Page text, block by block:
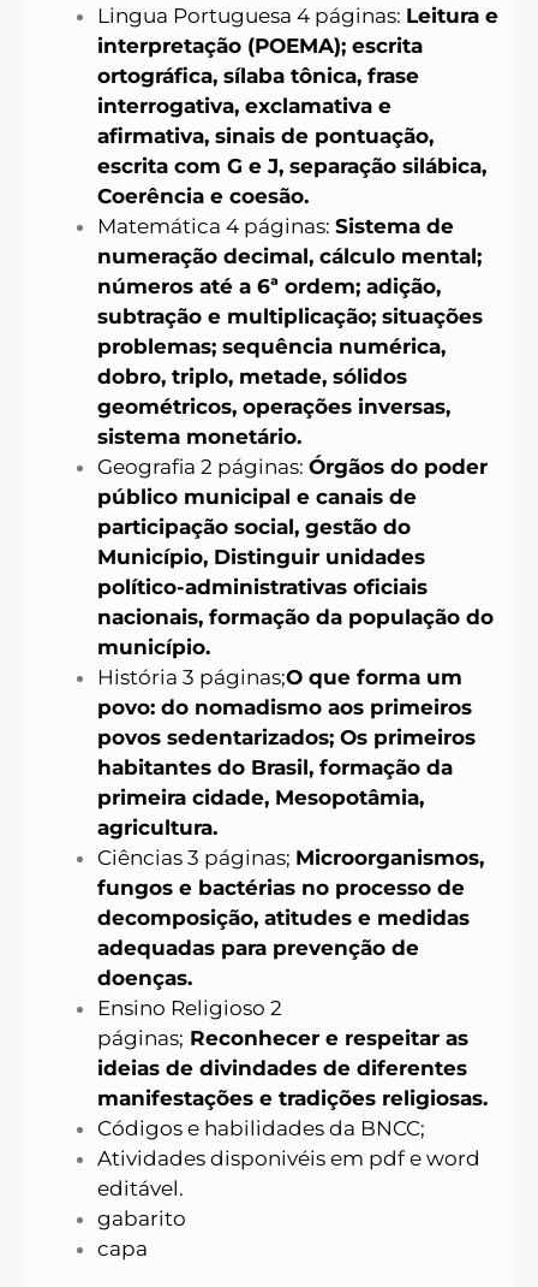
Lingua Portuguesa 4 páginas: Leitura e
interpretação (POEMA); escrita
ortográfica, sílaba tônica, frase
interrogativa, exclamativa e
afirmativa, sinais de pontuação,
escrita com G e J, separação silábica,
Coerência e coesão.
Matemática 4 páginas: Sistema de
numeração decimal, cálculo mental;
números até a 6ª ordem; adição,
subtração e multiplicação; situações
problemas; sequência numérica,
dobro, triplo, metade, sólidos
geométricos, operações inversas,
sistema monetário.
Geografia 2 páginas: Órgãos do poder
público municipal e canais de
participação social, gestão do
Município, Distinguir unidades
político-administrativas oficiais
nacionais, formação da população do
município.
História 3 páginas;O que forma um
povo: do nomadismo aos primeiros
povos sedentarizados; Os primeiros
habitantes do Brasil, formação da
primeira cidade, Mesopotâmia,
agricultura.
Ciências 3 páginas; Microorganismos,
fungos e bactérias no processo de
decomposição, atitudes e medidas
adequadas para prevenção de
doenças.
Ensino Religioso 2
páginas; Reconhecer e respeitar as
ideias de divindades de diferentes
manifestações e tradições religiosas.
Códigos e habilidades da BNCC;
Atividades disponivéis em pdf e word
editável.
gabarito
capa